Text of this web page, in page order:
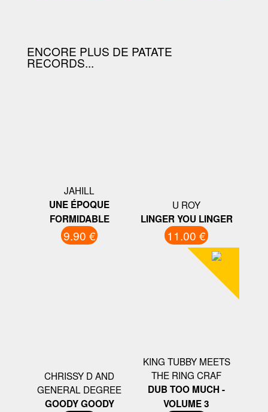
ENCORE PLUS DE PATATE
RECORDS...
JAHILL
UNE ÉPOQUE
FORMIDABLE
9.90 €
U ROY
LINGER YOU LINGER
11.00 €
CHRISSY D AND
GENERAL DEGREE
GOODY GOODY
KING TUBBY MEETS
THE RING CRAF
DUB TOO MUCH -
VOLUME 3